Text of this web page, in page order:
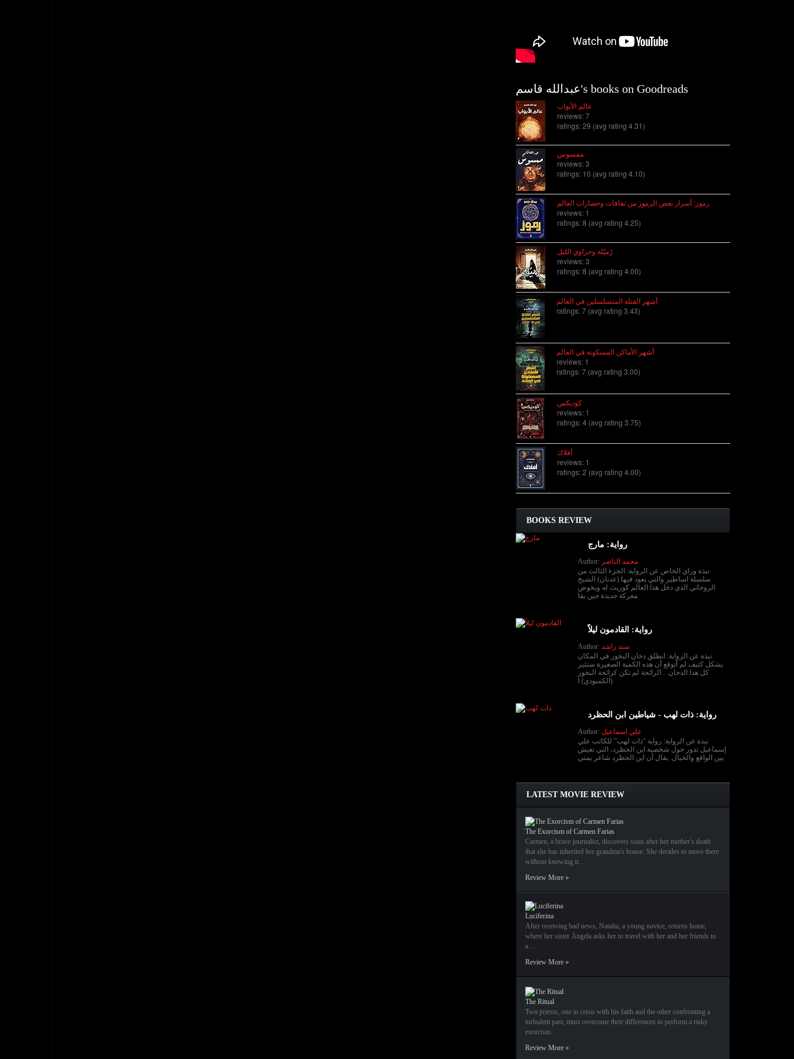
عبدالله قاسم's books on Goodreads
عالم الأبواب
reviews: 7
ratings: 29 (avg rating 4.31)
ممسوس
reviews: 3
ratings: 10 (avg rating 4.10)
رموز: أسرار بعض الرموز من ثقافات وحضارات العالم
reviews: 1
ratings: 8 (avg rating 4.25)
رُميّلة وحزاوي الليل
reviews: 3
ratings: 8 (avg rating 4.00)
أشهر القتلة المتسلسلين في العالم
ratings: 7 (avg rating 3.43)
أشهر الأماكن المسكونة في العالم
reviews: 1
ratings: 7 (avg rating 3.00)
كوديكس
reviews: 1
ratings: 4 (avg rating 3.75)
أفلاك
reviews: 1
ratings: 2 (avg rating 4.00)
BOOKS REVIEW
رواية: مارج
Author: محمد الناصر
نبذة وراي الخاص عن الرواية: الجزء الثالث من
سلسلة اساطير والتي يعود فيها (عدنان) الشيخ
الروحاني الذي دخل هذا العالم كوريث له ويخوض
معركة جديدة حين يقا
رواية: القادمون ليلاً
Author: سند راشد
نبذة عن الرواية: انطلق دخان البخور في المكان
بشكل كثيف لم أتوقع أن هذه الكمية الصغيرة ستثير
كل هذا الدخان .. الرائحة لم تكن كرائحة البخور
(الكمبودي) ا
رواية: ذات لهب - شياطين ابن الحظرد
Author: علي اسماعيل
نبذة عن الرواية: رواية “ذات لهب” للكاتب علي
إسماعيل تدور حول شخصية ابن الحظرد، التي تعيش
بين الواقع والخيال. يقال أن ابن الحظرد شاعر يمني
LATEST MOVIE REVIEW
The Exorcism of Carmen Farias
Carmen, a brave journalist, discovers soon after her mother's death
that she has inherited her grandma's house. She decides to move there
without knowing it…
Review More »
Luciferina
After receiving bad news, Natalia, a young novice, returns home,
where her sister Ángela asks her to travel with her and her friends to
a…
Review More »
The Ritual
Two priests, one in crisis with his faith and the other confronting a
turbulent past, must overcome their differences to perform a risky
exorcism.
Review More »